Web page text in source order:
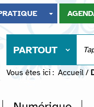
PARTOUT
Vous êtes ici : Accueil /